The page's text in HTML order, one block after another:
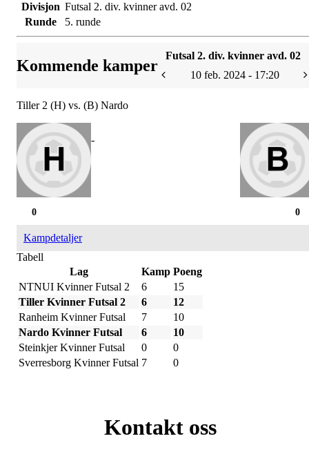
Divisjon Futsal 2. div. kvinner avd. 02
Runde
5. runde
Kommende kamper
Futsal 2. div. kvinner avd. 02
10 feb. 2024 - 17:20
Tiller 2 (H) vs. (B) Nardo
-
0
0
Kampdetaljer
Tabell
Lag
Kamp Poeng
NTNUI Kvinner Futsal 2
6
15
Tiller Kvinner Futsal 2
6
12
Ranheim Kvinner Futsal
7
10
Nardo Kvinner Futsal
6
10
Steinkjer Kvinner Futsal
0
0
Sverresborg Kvinner Futsal 7 0
Kontakt oss